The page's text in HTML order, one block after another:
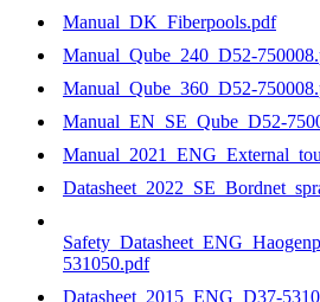
Manual_DK_Fiberpools.pdf
Manual_Qube_240_D52-
Manual_Qube_360_D52-
Manual_EN_SE_Qube_D52-
531050.pdf
Datasheet_2015_ENG_D37-